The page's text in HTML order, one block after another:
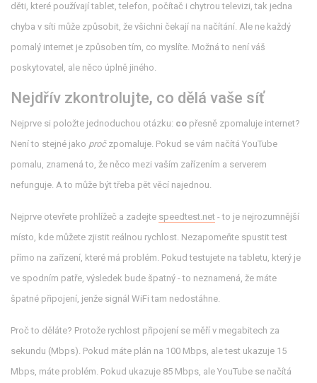
děti, které používají tablet, telefon, počítač i chytrou televizi, tak jedna
chyba v síti může způsobit, že všichni čekají na načítání. Ale ne každý
pomalý internet je způsoben tím, co myslíte. Možná to není váš
poskytovatel, ale něco úplně jiného.
Nejdřív zkontrolujte, co dělá vaše síť
Nejprve si položte jednoduchou otázku: co přesně zpomaluje internet?
Není to stejné jako pročzpomaluje. Pokud se vám načítá YouTube
pomalu, znamená to, že něco mezi vaším zařízením a serverem
nefunguje. A to může být třeba pět věcí najednou.
Nejprve otevřete prohlížeč a zadejte speedtest.net - to je nejrozumnější
místo, kde můžete zjistit reálnou rychlost. Nezapomeňte spustit test
přímo na zařízení, které má problém. Pokud testujete na tabletu, který je
ve spodním patře, výsledek bude špatný - to neznamená, že máte
špatné připojení, jenže signál WiFi tam nedostáhne.
Proč to děláte? Protože rychlost připojení se měří v megabitech za
sekundu (Mbps). Pokud máte plán na 100 Mbps, ale test ukazuje 15
Mbps, máte problém. Pokud ukazuje 85 Mbps, ale YouTube se načítá